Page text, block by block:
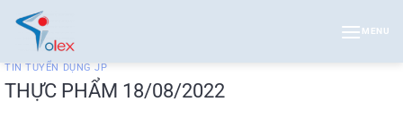
qua
MENU
TIN TUYỂN DỤNG JP
THỰC PHẨM 18/08/2022